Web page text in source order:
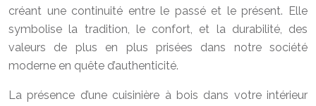
créant une continuité entre le passé et le présent. Elle
symbolise la tradition, le confort, et la durabilité, des
valeurs de plus en plus prisées dans notre société
moderne en quête d’authenticité.
La présence d’une cuisinière à bois dans votre intérieur